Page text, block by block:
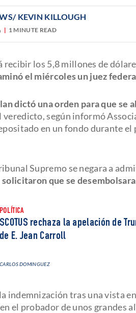
/ KEVIN KILLOUGH
1 MINUTE READ
recibir los 5,8 millones de
el miércoles un juez
dictó una orden para que se
veredicto, según informó
en un fondo durante el
Supremo se negara a
que se
POLÍTICA
SCOTUS rechaza la apelación de
de E. Jean Carroll
CARLOS DOMINGUEZ
indemnización tras una vista
el probador de unos grandes